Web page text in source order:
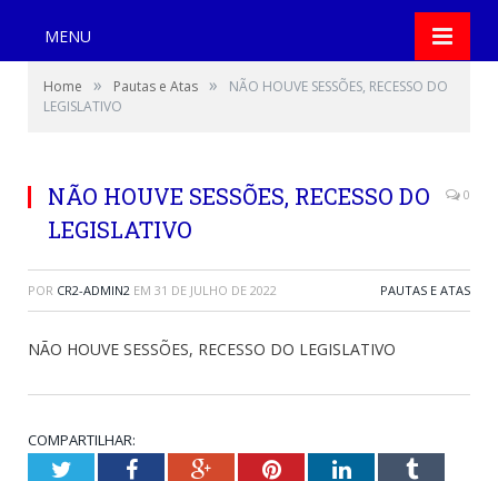
MENU
Home » Pautas e Atas »
NÃO HOUVE SESSÕES, RECESSO DO
LEGISLATIVO
NÃO HOUVE SESSÕES, RECESSO DO
LEGISLATIVO
0
POR CR2-ADMIN2 EM 31 DE JULHO DE 2022 PAUTAS E ATAS
NÃO HOUVE SESSÕES, RECESSO DO LEGISLATIVO
COMPARTILHAR:
TwitterFacebookGoogle+PinterestLinkedInTumblr